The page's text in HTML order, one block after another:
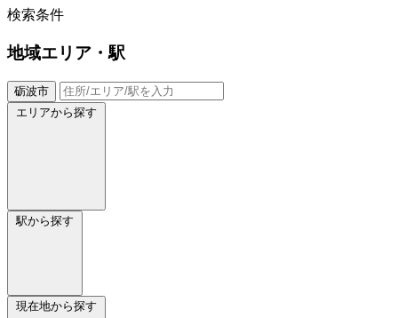
検索条件
地域エリア・駅
砺波市
エリアから探す
駅から探す
現在地から探す